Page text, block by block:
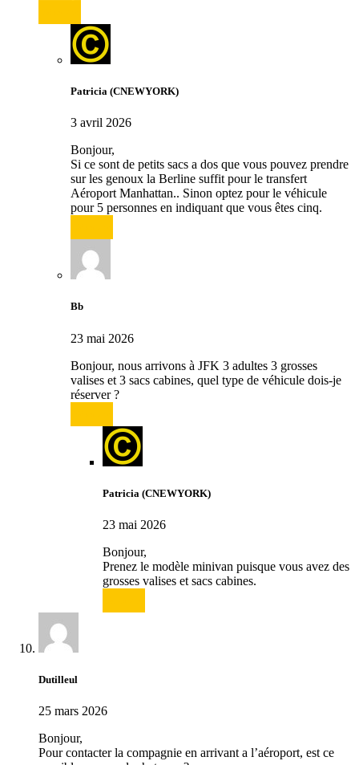
Patricia (CNEWYORK)
3 avril 2026
Bonjour,
Si ce sont de petits sacs a dos que vous pouvez prendre
sur les genoux la Berline suffit pour le transfert
Aéroport Manhattan.. Sinon optez pour le véhicule
pour 5 personnes en indiquant que vous êtes cinq.
Bb
23 mai 2026
Bonjour, nous arrivons à JFK 3 adultes 3 grosses
valises et 3 sacs cabines, quel type de véhicule dois-je
réserver ?
Patricia (CNEWYORK)
23 mai 2026
Bonjour,
Prenez le modèle minivan puisque vous avez des
grosses valises et sacs cabines.
Dutilleul
25 mars 2026
Bonjour,
Pour contacter la compagnie en arrivant a l’aéroport, est ce